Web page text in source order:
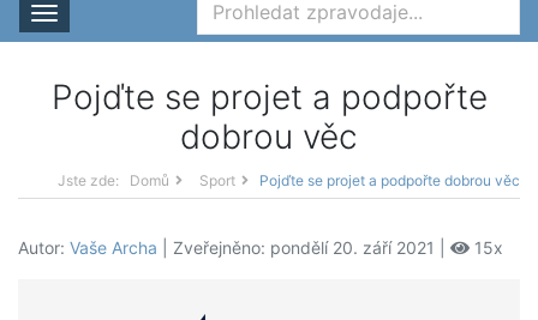
Rozbalit nabídku
Pojďte se projet a podpořte
dobrou věc
Jste zde: Domů Sport Pojďte se projet a podpořte dobrou věc
Autor: Vaše Archa | Zveřejněno: pondělí 20. září 2021 | 15x